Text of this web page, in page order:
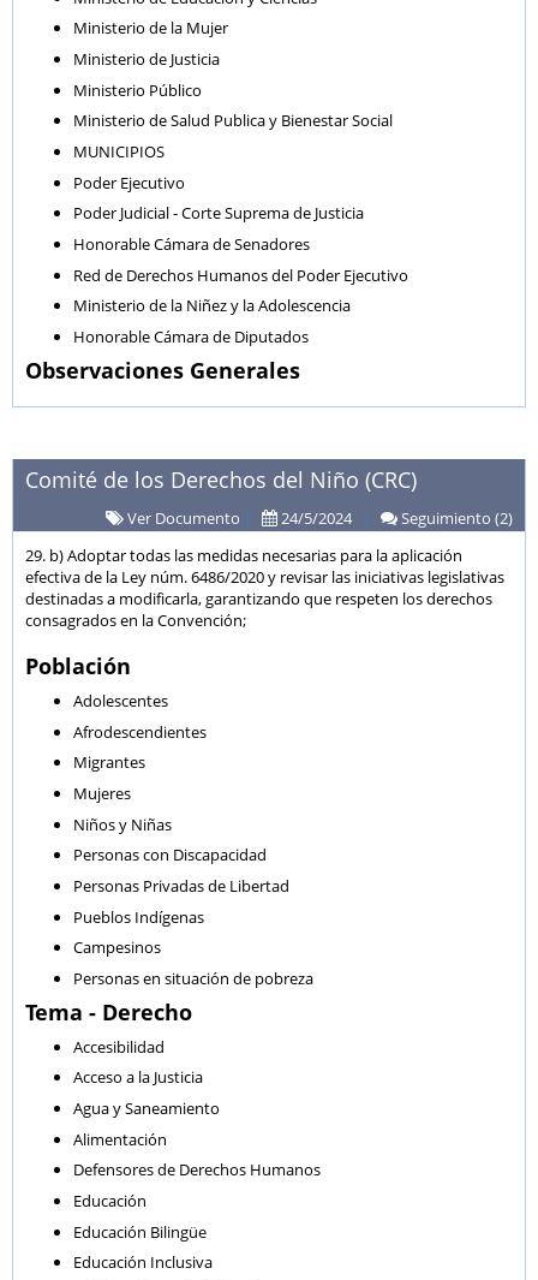
Ministerio de la Mujer
Ministerio de Justicia
Ministerio Público
Ministerio de Salud Publica y Bienestar Social
MUNICIPIOS
Poder Ejecutivo
Poder Judicial - Corte Suprema de Justicia
Honorable Cámara de Senadores
Red de Derechos Humanos del Poder Ejecutivo
Ministerio de la Niñez y la Adolescencia
Honorable Cámara de Diputados
Observaciones Generales
Comité de los Derechos del Niño (CRC)
Ver Documento | 24/5/2024|
Seguimiento (2)
29. b) Adoptar todas las medidas necesarias para la aplicación
efectiva de la Ley núm. 6486/2020 y revisar las iniciativas legislativas
destinadas a modificarla, garantizando que respeten los derechos
consagrados en la Convención;
Población
Adolescentes
Afrodescendientes
Migrantes
Mujeres
Niños y Niñas
Personas con Discapacidad
Personas Privadas de Libertad
Pueblos Indígenas
Campesinos
Personas en situación de pobreza
Tema - Derecho
Accesibilidad
Acceso a la Justicia
Agua y Saneamiento
Alimentación
Defensores de Derechos Humanos
Educación
Educación Bilingüe
Educación Inclusiva